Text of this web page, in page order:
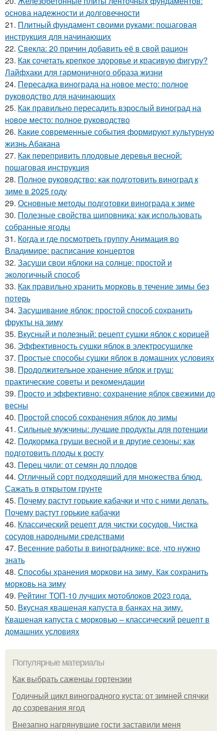
основа надежности и долговечности
21. Плитный фундамент своими руками: пошаговая
инструкция для начинающих
22. Свекла: 20 причин добавить её в свой рацион
23. Как сочетать крепкое здоровье и красивую фигуру?
Лайфхаки для гармоничного образа жизни
24. Пересадка винограда на новое место: полное
руководство для начинающих
25. Как правильно пересадить взрослый виноград на
новое место: полное руководство
26. Какие современные события формируют культурную
жизнь Абакана
27. Как перепривить плодовые деревья весной:
пошаговая инструкция
28. Полное руководство: как подготовить виноград к
зиме в 2025 году
29. Основные методы подготовки винограда к зиме
30. Полезные свойства шиповника: как использовать
собранные ягоды
31. Когда и где посмотреть группу Анимация во
Владимире: расписание концертов
32. Засуши свои яблоки на солнце: простой и
экологичный способ
33. Как правильно хранить морковь в течение зимы без
потерь
34. Засушивание яблок: простой способ сохранить
фрукты на зиму
35. Вкусный и полезный: рецепт сушки яблок с корицей
36. Эффективность сушки яблок в электросушилке
37. Простые способы сушки яблок в домашних условиях
38. Продолжительное хранение яблок и груш:
практические советы и рекомендации
39. Просто и эффективно: сохранение яблок свежими до
весны
40. Простой способ сохранения яблок до зимы
41. Сильные мужчины: лучшие продукты для потенции
42. Подкормка груши весной и в другие сезоны: как
подготовить плоды к росту
43. Перец чили: от семян до плодов
44. Отличный сорт подходящий для множества блюд.
Сажать в открытом грунте
45. Почему растут горькие кабачки и что с ними делать.
Почему растут горькие кабачки
46. Классический рецепт для чистки сосудов. Чистка
сосудов народными средствами
47. Весенние работы в винограднике: все, что нужно
знать
48. Способы хранения моркови на зиму. Как сохранить
морковь на зиму
49. Рейтинг ТОП-10 лучших мотоблоков 2023 года.
50. Вкусная квашеная капуста в банках на зиму.
Квашеная капуста с морковью – классический рецепт в
домашних условиях
Популярные материалы
Как выбрать саженцы гортензии
Годичный цикл виноградного куста: от зимней спячки
до созревания ягод
Внезапно нагрянувшие гости заставили меня